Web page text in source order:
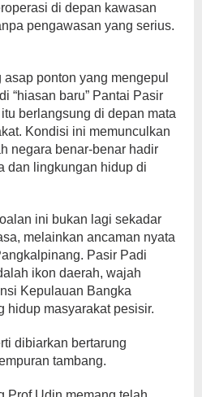
di depan kawasan
pengawasan yang serius.
ponton yang mengepul
“hiasan baru” Pantai Pasir
berlangsung di depan mata
Kondisi ini memunculkan
negara benar-benar hadir
dan lingkungan hidup di
ini bukan lagi sekadar
melainkan ancaman nyata
Pasir Padi
ikon daerah, wajah
Kepulauan Bangka
hidup masyarakat pesisir.
dibiarkan bertarung
tambang.